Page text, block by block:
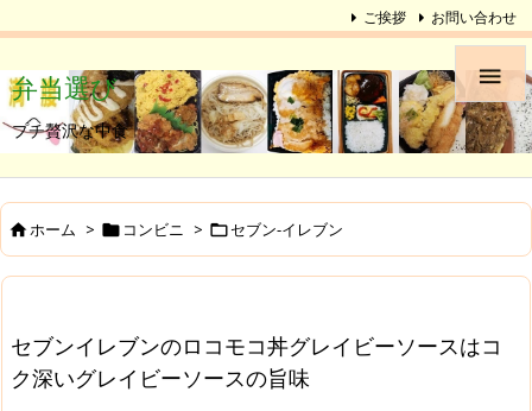

ご挨拶 お問い合わせ
弁当選び
プチ贅沢な中食
ホーム >  コンビニ > セブン-イレブン
セブンイレブンのロコモコ丼グレイビーソースはコ
ク深いグレイビーソースの旨味